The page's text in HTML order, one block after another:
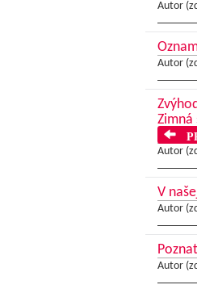
Autor
Autor
Zimná
Autor
V
Autor
Autor